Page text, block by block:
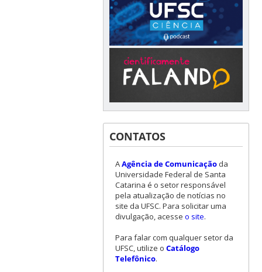
CONTATOS
AAgência de Comunicaçãoda
Universidade Federal de Santa
Catarina é o setor responsável
pela atualização de notícias no
site da UFSC. Para solicitar uma
divulgação, acesse o site.
Para falar com qualquer setor da
UFSC, utilize o Catálogo
Telefônico.